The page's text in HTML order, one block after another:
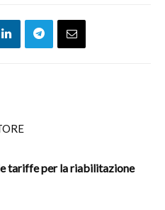
tariffe per la riabilitazione